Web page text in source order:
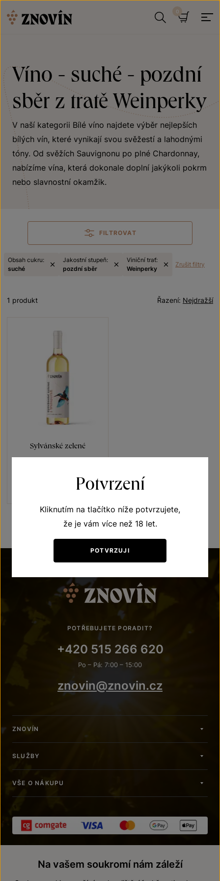
Víno - suché - pozdní
sběr z tratě Weinperky
V naší kategorii Bílé víno najdete výběr nejlepších
bílých vín, které vynikají svou svěžestí a lahodnými
tóny. Od svěžích Sauvignonu po plné Chardonnay,
nabízíme vína, která dokonale doplní jakýkoli pokrm
nebo slavnostní okamžik.
FILTROVAT
Obsah cukru:
suché
Jakostní stupeň:
pozdní sběr
Viniční trať:
Weinperky
Zrušit filtry
Nejdražší
Řazení:
1 produkt
Sylvánské zelené
POTŘEBUJETE PORADIT?
+420 515 266 620
Po – Pá: 7:00 – 15:00
znovin@znovin.cz
ZNOVÍN
SLUŽBY
VŠE O NÁKUPU
Potvrzení
Kliknutím na tlačítko níže potvrzujete,
že je vám více než 18 let.
POTVRZUJI
Na vašem soukromí nám záleží